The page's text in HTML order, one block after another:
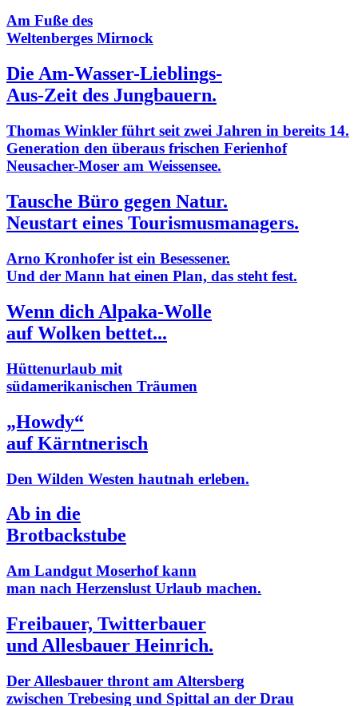
Am Fuße des
Weltenberges Mirnock
Die Am-Wasser-Lieblings-
Aus-Zeit des Jungbauern.
Thomas Winkler führt seit zwei Jahren in bereits 14.
Generation den überaus frischen Ferienhof
Neusacher-Moser am Weissensee.
Tausche Büro gegen Natur.
Neustart eines Tourismusmanagers.
Arno Kronhofer ist ein Besessener.
Und der Mann hat einen Plan, das steht fest.
Wenn dich Alpaka-Wolle
auf Wolken bettet...
Hüttenurlaub mit
südamerikanischen Träumen
„Howdy“
auf Kärntnerisch
Den Wilden Westen hautnah erleben.
Ab in die
Brotbackstube
Am Landgut Moserhof kann
man nach Herzenslust Urlaub machen.
Freibauer, Twitterbauer
und Allesbauer Heinrich.
Der Allesbauer thront am Altersberg
zwischen Trebesing und Spittal an der Drau